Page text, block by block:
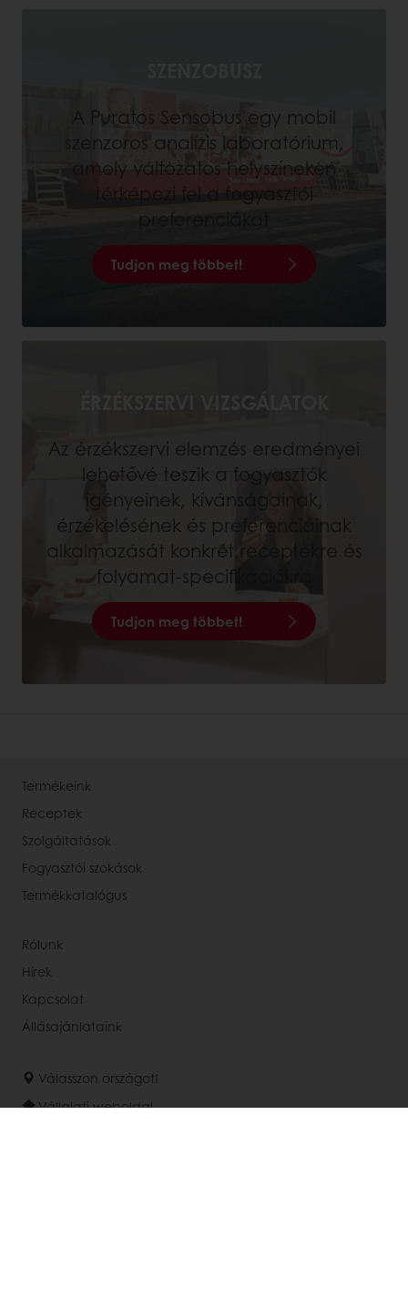
A Puratos Sensobus egy mobil
szenzoros analízis laboratórium,
amely változatos helyszíneken
térképezi fel a fogyasztói
preferenciákat
Tudjon meg többet!
Az érzékszervi elemzés eredményei
lehetővé teszik a fogyasztók
igényeinek, kívánságainak,
érzékelésének és preferenciáinak
alkalmazását konkrét receptekre és
folyamat-specifikációkra
Tudjon meg többet!
Termékeink
Receptek
Szolgáltatások
Fogyasztói szokások
Termékkatalógus
Rólunk
Hírek
Kapcsolat
Állásajánlataink
Válasszon országot!
Vállalati weboldal